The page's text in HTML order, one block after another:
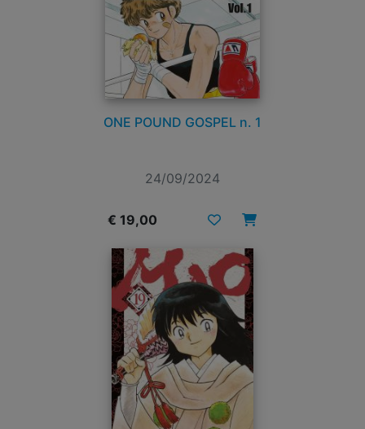
ONE POUND GOSPEL n. 1
24/09/2024
€ 19,00